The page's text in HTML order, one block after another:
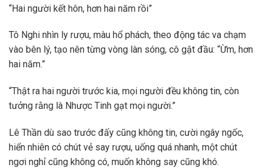
“Hai người kết hôn, hơn hai năm rồi”
Tô Nghi nhìn ly rượu, màu hổ phách, theo động tác va chạm
vào bên lý, tạo nên từng vòng làn sóng, cô gật đầu: “Ừm, hơn
hai năm.”
“Thật ra hai người trước kia, mọi người đều không tin, còn
tưởng rằng là Nhược Tinh gạt mọi người.”
Lê Thần dù sao trước đấy cũng không tin, cười ngây ngốc,
hiển nhiên có chút vẻ say rượu, uống quá nhanh, một chút
ngơi nghỉ cũng không có, muốn không say cũng khó.